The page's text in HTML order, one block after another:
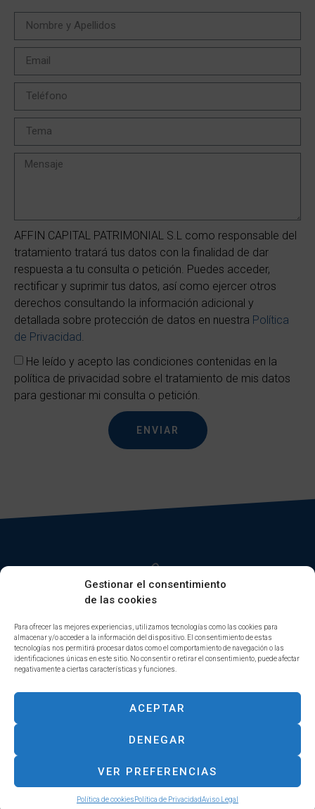
Gestionar el consentimiento
de las cookies
Para ofrecer las mejores experiencias, utilizamos tecnologías como las cookies para
almacenar y/o acceder a la información del dispositivo. El consentimiento de estas
tecnologías nos permitirá procesar datos como el comportamiento de navegación o las
identificaciones únicas en este sitio. No consentir o retirar el consentimiento, puede afectar
negativamente a ciertas características y funciones.
ACEPTAR
DENEGAR
VER PREFERENCIAS
Política de cookiesPolítica de PrivacidadAviso Legal
AFFIN CAPITAL PATRIMONIAL S.L como responsable del
tratamiento tratará tus datos con la finalidad de dar
respuesta a tu consulta o petición. Puedes acceder,
rectificar y suprimir tus datos, así como ejercer otros
derechos consultando la información adicional y
detallada sobre protección de datos en nuestra Política
de Privacidad
He leído y acepto las condiciones contenidas en la
política de privacidad sobre el tratamiento de mis datos
para gestionar mi consulta o petición.
ENVIAR
INICIO
DIGITAL ASSETS
FINANZAS CORPORATIVAS
GESTIÓN PATRIMONIAL